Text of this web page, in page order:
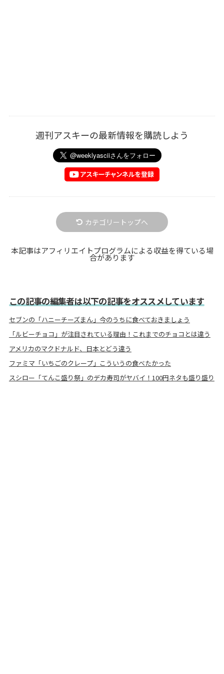
週刊アスキーの最新情報を購読しよう
カテゴリートップへ
本記事はアフィリエイトプログラムによる収益を得ている場
合があります
この記事の編集者は以下の記事をオススメしています
セブンの「ハニーチーズまん」今のうちに食べておきましょう
「ルビーチョコ」が注目されている理由！これまでのチョコとは違う
アメリカのマクドナルド、日本とどう違う
ファミマ「いちごのクレープ」こういうの食べたかった
スシロー「てんこ盛り祭」のデカ寿司がヤバイ！100円ネタも盛り盛り